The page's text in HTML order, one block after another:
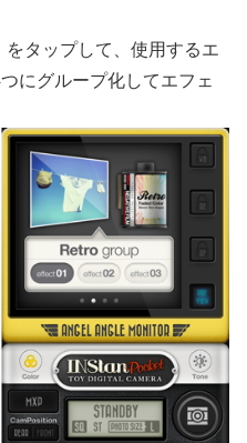
タップして、使用するエ
にグループ化してエフェ